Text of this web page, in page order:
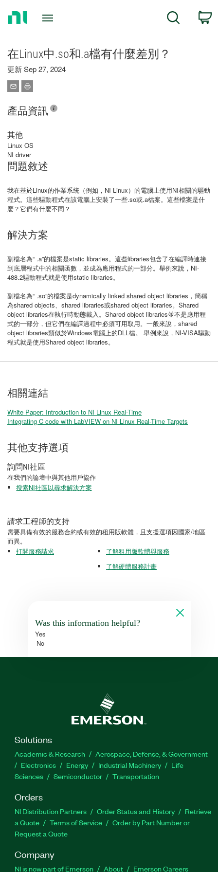
Search
在Linux中.so和.a檔有什麼差別？
更新 Sep 27, 2024
產品資訊
其他
Linux OS
NI driver
問題敘述
我在基於Linux的作業系統（例如，NI Linux）的電腦上使用NI相關的驅動
程式。這些驅動程式在該電腦上安裝了一些.so或.a檔案。這些檔案是什
麼？它們有什麼不同？
解決方案
副檔名為“ .a”的檔案是static libraries。這些libraries包含了在編譯時連接
到底層程式中的相關函數，並成為應用程式的一部分。舉例來說，NI-
488.2驅動程式就是使用static libraries。
副檔名為“ .so”的檔案是dynamically linked shared object libraries，簡稱
為shared objects、shared libraries或shared object libraries。Shared
object libraries在執行時動態載入。Shared object libraries並不是應用程
式的一部分，但它們在編譯過程中必須可用取用。一般來說，shared
object libraries類似於Windows電腦上的DLL檔。 舉例來說，NI-VISA驅動
程式就是使用Shared object libraries。
相關連結
White Paper: Introduction to NI Linux Real-Time
Integrating C code with LabVIEW on NI Linux Real-Time Targets
其他支持選項
詢問NI社區
在我們的論壇中與其他用戶協作
搜索NI社區以尋求解決方案
請求工程師的支持
需要具備有效的服務合約或有效的租用版軟體，且支援選項因國家/地區
而異。
打開服務請求
了解租用版軟體與服務
了解硬體服務計畫
Was this information helpful?
Yes
No
Solutions
Academic & Research
Aerospace, Defense, & Government
Electronics
Energy Industrial Machinery
Life
Sciences
Semiconductor Transportation
Orders
NI Distribution Partners Order Status and History
Retrieve
a Quote
Terms of Service
Order by Part Number or
Request a Quote
Company
NI is now part of Emerson About Emerson Careers